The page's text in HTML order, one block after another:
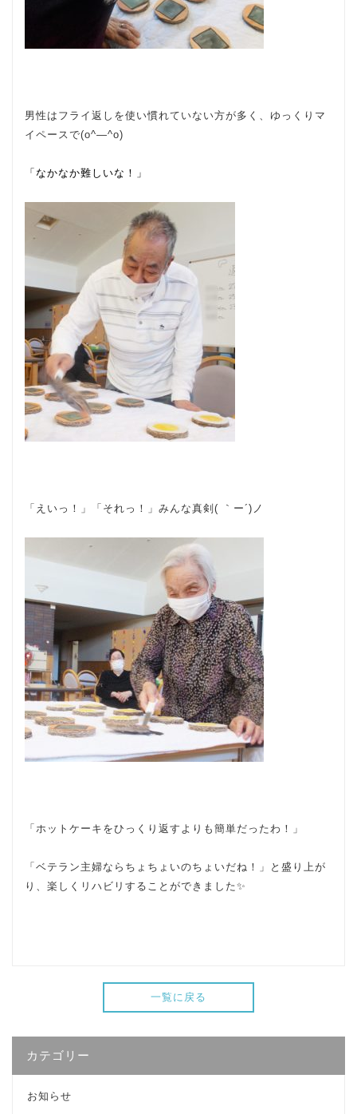
男性はフライ返しを使い慣れていない方が多く、ゆっくりマ
イペースで(o^―^o)
「なかなか難しいな！」
「えいっ！」「それっ！」みんな真剣( ｀ー´)ノ
「ホットケーキをひっくり返すよりも簡単だったわ！」
「ベテラン主婦ならちょちょいのちょいだね！」と盛り上が
り、楽しくリハビリすることができました✨
一覧に戻る
カテゴリー
お知らせ